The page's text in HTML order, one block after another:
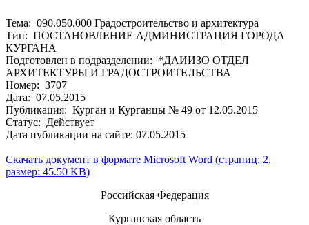
Тема: 090.050.000 Градостроительство и архитектура
Тип: ПОСТАНОВЛЕНИЕ АДМИНИСТРАЦИЯ ГОРОДА
КУРГАНА
Подготовлен в подразделении: *ДАИИЗО ОТДЕЛ
АРХИТЕКТУРЫ И ГРАДОСТРОИТЕЛЬСТВА
Номер: 3707
Дата: 07.05.2015
Публикация: Курган и Курганцы № 49 от 12.05.2015
Статус: Действует
Дата публикации на сайте: 07.05.2015
Скачать документ в формате Microsoft Word (страниц: 2,
размер: 45.50 KB)
Российская Федерация
Курганская область